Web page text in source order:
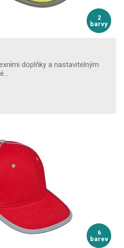
2
barvy
doplňky a nastavitelným
6
barev